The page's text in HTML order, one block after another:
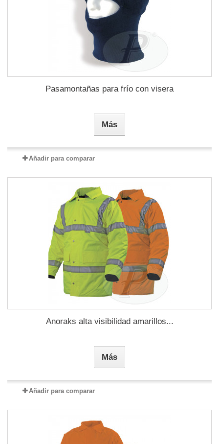
Pasamontañas para frío con visera
Más
Añadir para comparar
Anoraks alta visibilidad amarillos...
Más
Añadir para comparar